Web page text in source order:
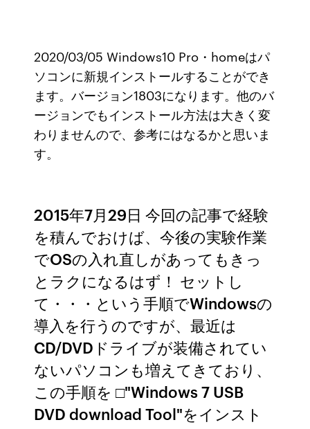
2020/03/05 Windows10 Pro・homeはパ
ソコンに新規インストールすることができ
ます。バージョン1803になります。他のバ
ージョンでもインストール方法は大きく変
わりませんので、参考にはなるかと思いま
す。
2015年7月29日 今回の記事で経験
を積んでおけば、今後の実験作業
でOSの入れ直しがあってもきっ
とラクになるはず！ セットし
て・・・という手順でWindowsの
導入を行うのですが、最近は
CD/DVDドライブが装備されてい
ないパソコンも増えてきており、
この手順を □"Windows 7 USB
DVD download Tool"をインスト